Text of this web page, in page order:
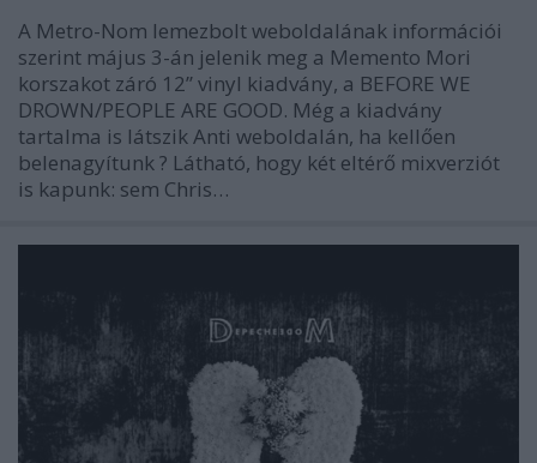
A Metro-Nom lemezbolt weboldalának információi
szerint május 3-án jelenik meg a Memento Mori
korszakot záró 12’’ vinyl kiadvány, a BEFORE WE
DROWN/PEOPLE ARE GOOD. Még a kiadvány
tartalma is látszik Anti weboldalán, ha kellően
belenagyítunk ? Látható, hogy két eltérő mixverziót
is kapunk: sem Chris…